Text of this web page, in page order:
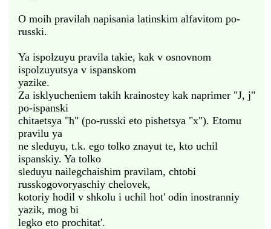
O moih pravilah napisania latinskim alfavitom po-
russki.
Ya ispolzuyu pravila takie, kak v osnovnom
ispolzuyutsya v ispanskom
yazike.
Za isklyucheniem takih krainostey kak naprimer "J, j"
po-ispanski
chitaetsya "h" (po-russki eto pishetsya "x"). Etomu
pravilu ya
ne sleduyu, t.k. ego tolko znayut te, kto uchil
ispanskiy. Ya tolko
sleduyu nailegchaishim pravilam, chtobi
russkogovoryaschiy chelovek,
kotoriy hodil v shkolu i uchil hot' odin inostranniy
yazik, mog bi
legko eto prochitat'.